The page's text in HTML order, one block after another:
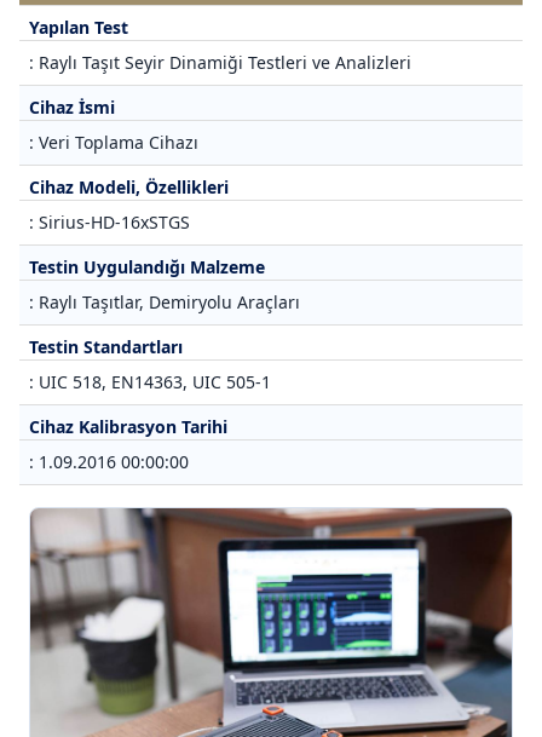
Yapılan Test
: Raylı Taşıt Seyir Dinamiği Testleri ve Analizleri
Cihaz İsmi
: Veri Toplama Cihazı
Cihaz Modeli, Özellikleri
: Sirius-HD-16xSTGS
Testin Uygulandığı Malzeme
: Raylı Taşıtlar, Demiryolu Araçları
Testin Standartları
: UIC 518, EN14363, UIC 505-1
Cihaz Kalibrasyon Tarihi
: 1.09.2016 00:00:00